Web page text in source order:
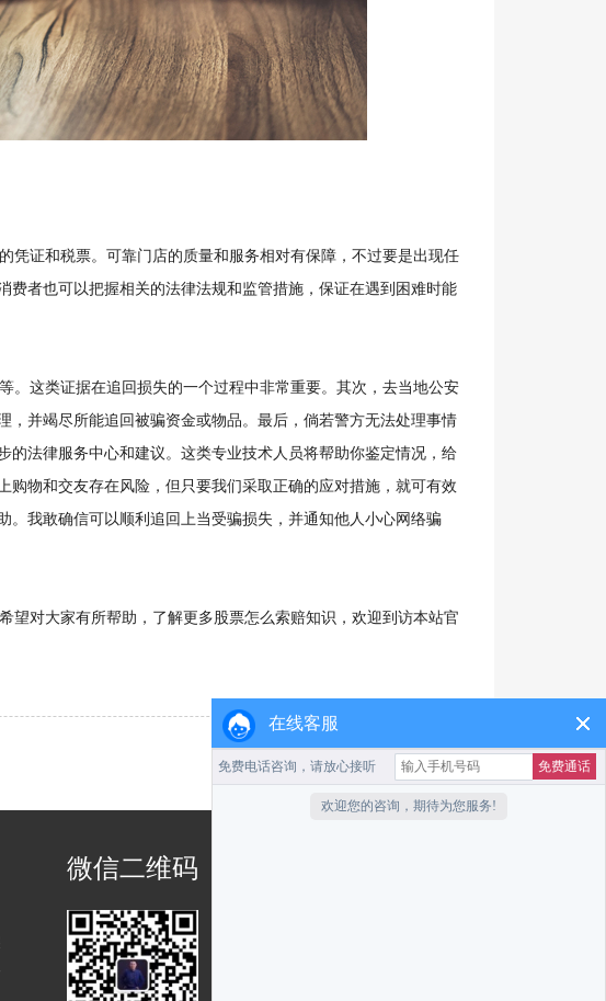
证和税票。可靠门店的质量和服务相对有保障，不过要是出现任
者也可以把握相关的法律法规和监管措施，保证在遇到困难时能
这类证据在追回损失的一个过程中非常重要。其次，去当地公安
并竭尽所能追回被骗资金或物品。最后，倘若警方无法处理事情
法律服务中心和建议。这类专业技术人员将帮助你鉴定情况，给
物和交友存在风险，但只要我们采取正确的应对措施，就可有效
我敢确信可以顺利追回上当受骗损失，并通知他人小心网络骗
对大家有所帮助，了解更多股票怎么索赔知识，欢迎到访本站官
微信二维码
在线客服